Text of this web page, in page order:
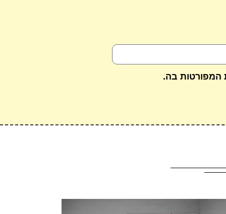
המפורטות בה.